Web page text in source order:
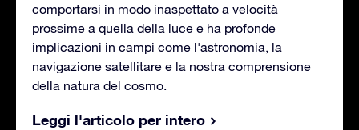
comportarsi in modo inaspettato a velocità
prossime a quella della luce e ha profonde
implicazioni in campi come l'astronomia, la
navigazione satellitare e la nostra comprensione
della natura del cosmo.
Leggi l'articolo per intero